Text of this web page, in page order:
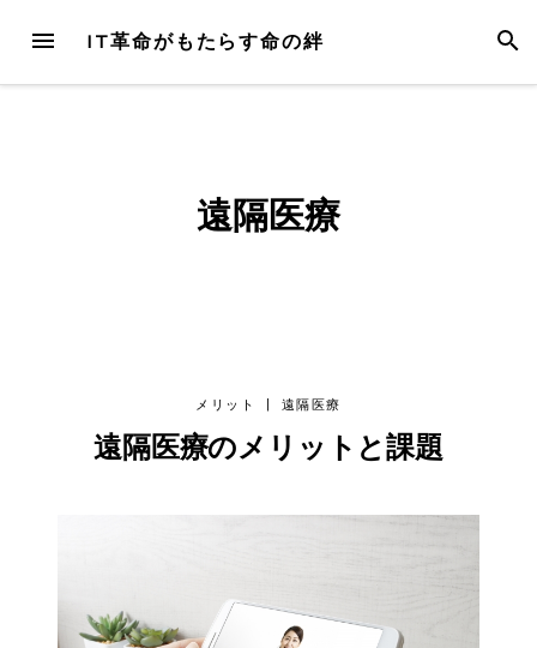
content
MENU IT革命がもたらす命の絆
遠隔医療
メリット 遠隔医療
遠隔医療のメリットと課題